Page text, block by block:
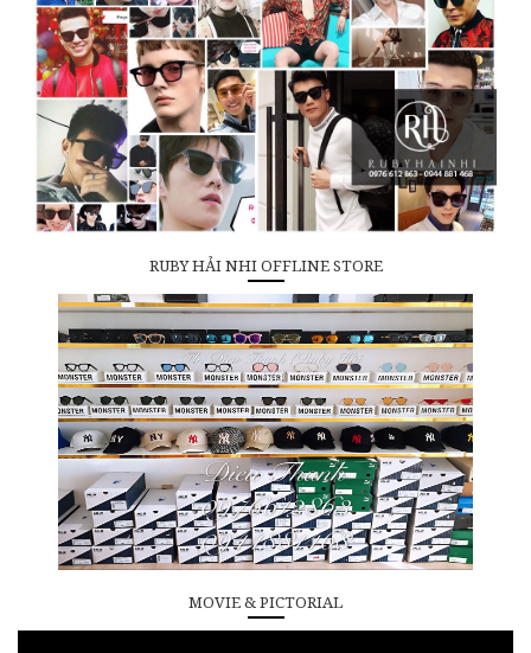
RUBY HẢI NHI OFFLINE STORE
MOVIE & PICTORIAL